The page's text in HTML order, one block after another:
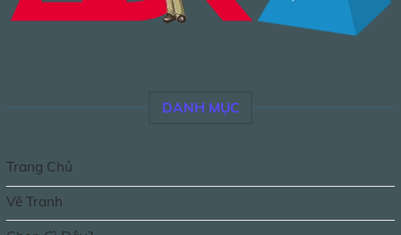
DANH MỤC
Trang Chủ
Vẽ Tranh